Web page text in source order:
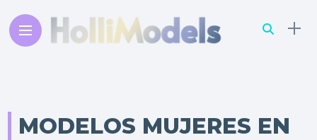
MODELOS MUJERES EN